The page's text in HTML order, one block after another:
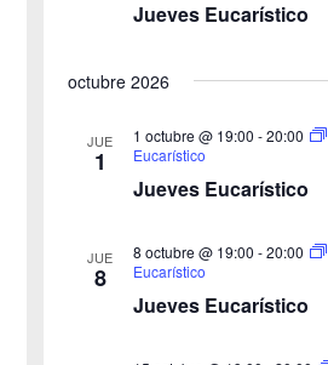
Jueves Eucarístico
octubre 2026
JUE
1
Jueves Eucarístico
1 octubre @ 19:00 -20:00
Eucarístico
JUE
8
Jueves Eucarístico
8 octubre @ 19:00 -20:00
Eucarístico